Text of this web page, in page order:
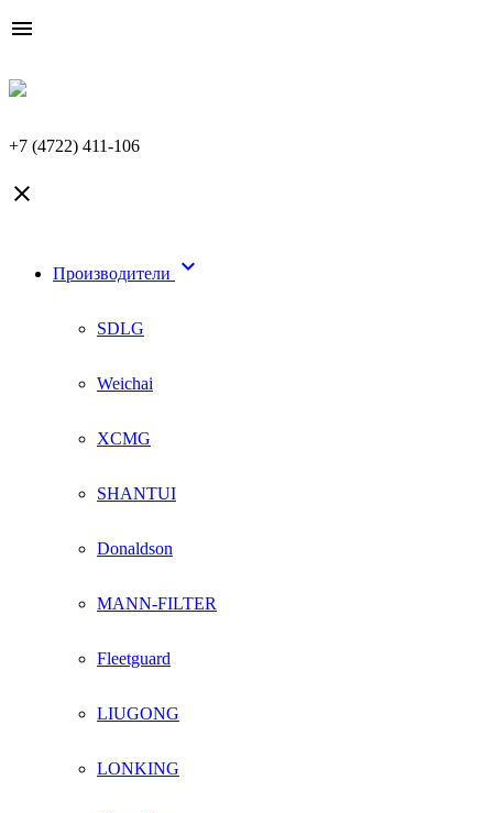

+7 (4722) 411-106

Производители 
SDLG
Weichai
XCMG
SHANTUI
Donaldson
MANN-FILTER
Fleetguard
LIUGONG
LONKING